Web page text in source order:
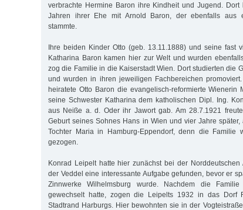
verbrachte Hermine Baron ihre Kindheit und Jugend.
Jahren ihrer Ehe mit Arnold Baron, der ebenfalls aus
stammte.
Ihre beiden Kinder Otto (geb. 13.11.1888) und seine fast
Katharina Baron kamen hier zur Welt und wurden
zog die Familie in die Kaiserstadt Wien. Dort studierten die
und wurden in ihren jeweiligen Fachbereichen
heiratete Otto Baron die evangelisch-reformierte Wienerin
seine Schwester Katharina dem katholischen Dipl. Ing.
aus Neiße a. d. Oder ihr Jawort gab. Am 28.7.1921
Geburt seines Sohnes Hans in Wien und vier Jahre
Tochter Maria in Hamburg-Eppendorf, denn die Familie
gezogen.
Konrad Leipelt hatte hier zunächst bei der Norddeutschen
der Veddel eine interessante Aufgabe gefunden, bevor er
Zinnwerke Wilhelmsburg wurde. Nachdem die
gewechselt hatte, zogen die Leipelts 1932 in das Dorf
Stadtrand Harburgs. Hier bewohnten sie in der